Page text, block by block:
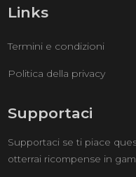
Links
Termini e condizioni
Politica della privacy
Supportaci
Supportaci se ti piace
otterrai ricompense in